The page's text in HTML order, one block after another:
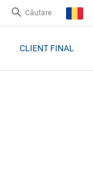
Căutare
RO
CLIENT FINAL